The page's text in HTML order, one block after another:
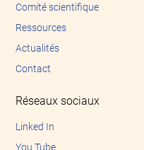
Comité scientifique
Ressources
Actualités
Contact
Réseaux sociaux
Linked In
You Tube